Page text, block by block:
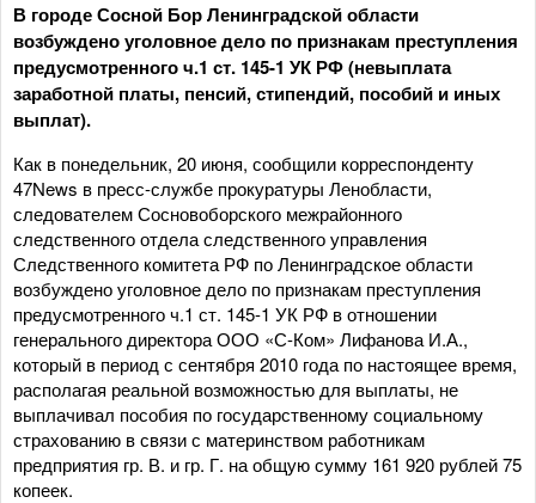
В городе Сосной Бор Ленинградской области
возбуждено уголовное дело по признакам преступления
предусмотренного ч.1 ст. 145-1 УК РФ (невыплата
заработной платы, пенсий, стипендий, пособий и иных
выплат).
Как в понедельник, 20 июня, сообщили корреспонденту
47News в пресс-службе прокуратуры Ленобласти,
следователем Сосновоборского межрайонного
следственного отдела следственного управления
Следственного комитета РФ по Ленинградское области
возбуждено уголовное дело по признакам преступления
предусмотренного ч.1 ст. 145-1 УК РФ в отношении
генерального директора ООО «С-Ком» Лифанова И.А.,
который в период с сентября 2010 года по настоящее время,
располагая реальной возможностью для выплаты, не
выплачивал пособия по государственному социальному
страхованию в связи с материнством работникам
предприятия гр. В. и гр. Г. на общую сумму 161 920 рублей 75
копеек.